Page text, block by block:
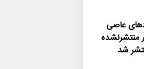
عاصی
منتشرنشده
شد